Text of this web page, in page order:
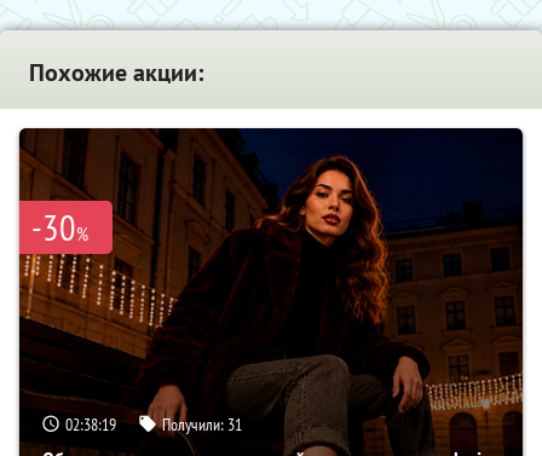
Похожие акции:
-30%
02:38:18 Получили: 31